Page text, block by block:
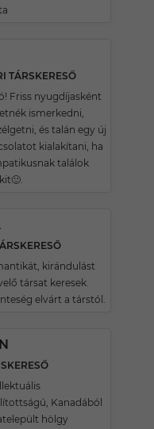
TÁRSKERESŐ
Friss nyugdíjasként
ismerkedni,
és talán egy új
kialakítani, ha
találok
kirándulást
társat keresek.
elvárt a társtól.
Kanadából
hölgy